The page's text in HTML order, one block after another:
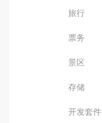
旅行
票务
景区
存储
开发套件